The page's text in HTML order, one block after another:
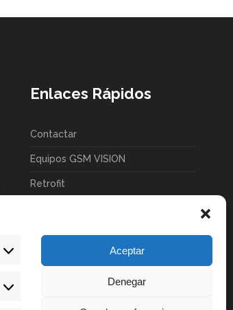
Estadísticas
Aceptar
Denegar
Enlaces Rápidos
Contactar
Equipos GSM VISION
Retrofit